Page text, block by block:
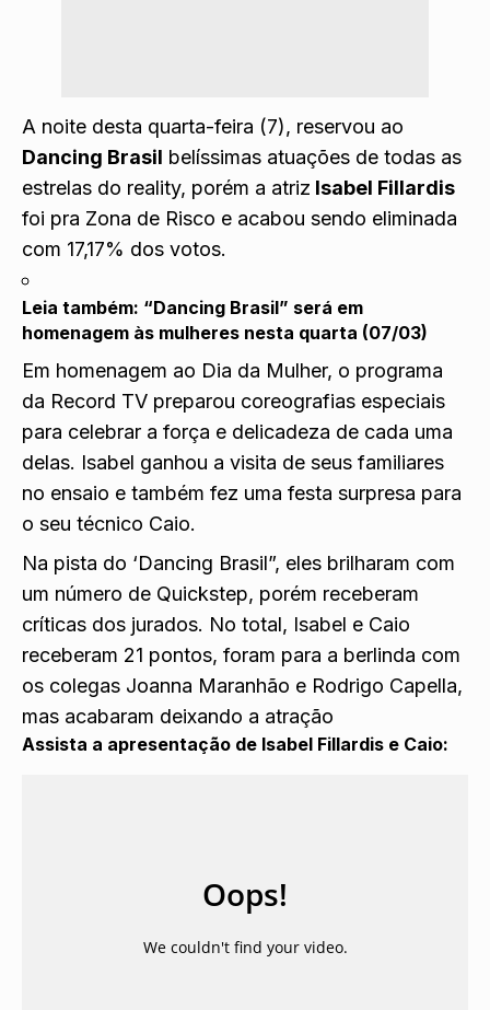
A noite desta quarta-feira (7), reservou ao
Dancing Brasil belíssimas atuações de todas as
estrelas do reality, porém a atriz Isabel Fillardis
foi pra Zona de Risco e acabou sendo eliminada
com 17,17% dos votos.
Leia também: “Dancing Brasil” será em
homenagem às mulheres nesta quarta (07/03)
Em homenagem ao Dia da Mulher, o programa
da Record TV preparou coreografias especiais
para celebrar a força e delicadeza de cada uma
delas. Isabel ganhou a visita de seus familiares
no ensaio e também fez uma festa surpresa para
o seu técnico Caio.
Na pista do ‘Dancing Brasil”, eles brilharam com
um número de Quickstep, porém receberam
críticas dos jurados. No total, Isabel e Caio
receberam 21 pontos, foram para a berlinda com
os colegas Joanna Maranhão e Rodrigo Capella,
mas acabaram deixando a atração
Assista a apresentação de Isabel Fillardis e Caio: